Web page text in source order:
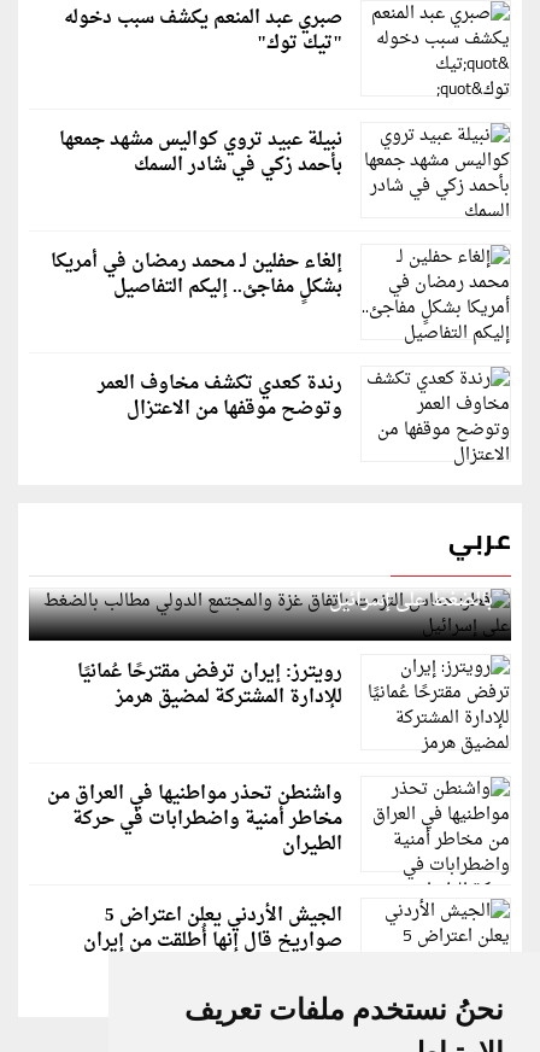
نحنُ نستخدم ملفات تعريف
صبري عبد المنعم يكشف سبب دخوله
"تيك توك"
نبيلة عبيد تروي كواليس مشهد جمعها
بأحمد زكي في شادر السمك
إلغاء حفلين لـ محمد رمضان في أمريكا
بشكلٍ مفاجئ.. إليكم التفاصيل
رندة كعدي تكشف مخاوف العمر
وتوضح موقفها من الاعتزال
عربي
قطر: حماس التزمت باتفاق غزة والمجتمع الدولي مطالب
بالضغط على إسرائيل
رويترز: إيران ترفض مقترحًا عُمانيًا
للإدارة المشتركة لمضيق هرمز
واشنطن تحذر مواطنيها في العراق من
مخاطر أمنية واضطرابات في حركة
الطيران
الجيش الأردني يعلن اعتراض 5
صواريخ قال إنها أُطلقت من إيران